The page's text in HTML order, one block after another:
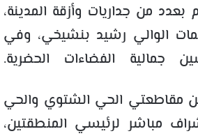
بعدد من جداريات وأزقة المدينة،
الوالي رشيد بنشيخي، وفي
جمالية الفضاءات الحضرية.
مقاطعتي الحي الشتوي والحي
مباشر لرئيسي المنطقتين،